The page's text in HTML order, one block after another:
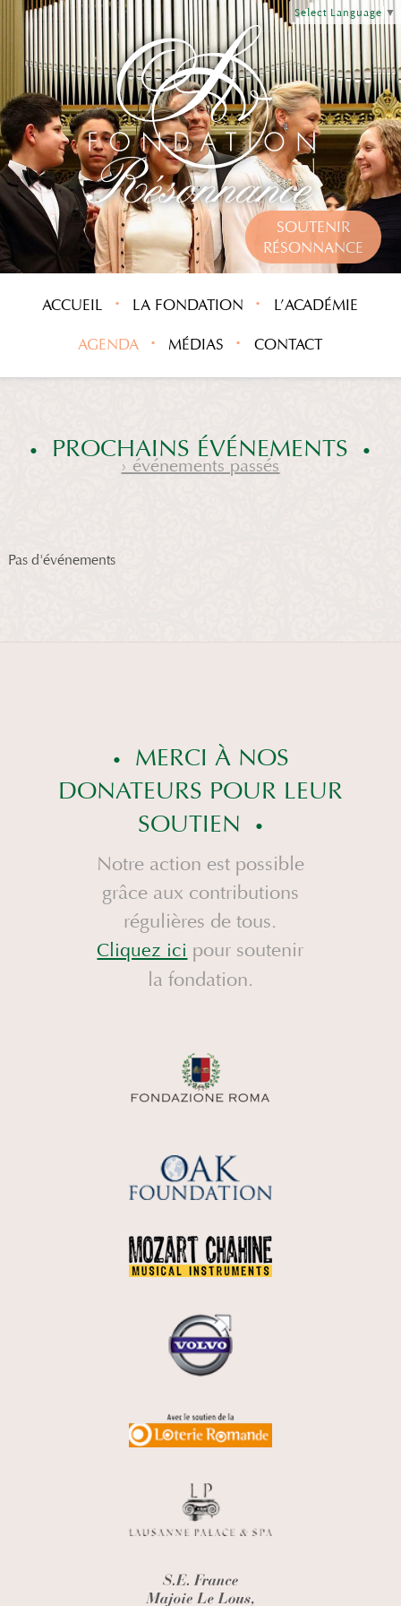
Select Language ▼
SOUTENIR
RÉSONNANCE
ACCUEIL LA FONDATION L’ACADÉMIE
AGENDA MÉDIAS CONTACT
PROCHAINS ÉVÉNEMENTS
› événements passés
Pas d'événements
MERCI À NOS
DONATEURS POUR LEUR
SOUTIEN
Notre action est possible
grâce aux contributions
régulières de tous.
Cliquez ici pour soutenir
la fondation.